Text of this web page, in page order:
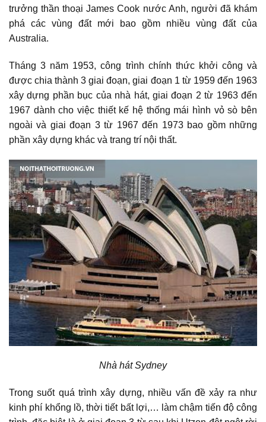
trưởng thần thoại James Cook nước Anh, người đã khám
phá các vùng đất mới bao gồm nhiều vùng đất của
Australia.
Tháng 3 năm 1953, công trình chính thức khởi công và
được chia thành 3 giai đoạn, giai đoạn 1 từ 1959 đến 1963
xây dựng phần bục của nhà hát, giai đoạn 2 từ 1963 đến
1967 dành cho việc thiết kế hệ thống mái hình vỏ sò bên
ngoài và giai đoạn 3 từ 1967 đến 1973 bao gồm những
phần xây dựng khác và trang trí nội thất.
Nhà hát Sydney
Trong suốt quá trình xây dựng, nhiều vấn đề xảy ra như
kinh phí khổng lồ, thời tiết bất lợi,… làm chậm tiến độ công